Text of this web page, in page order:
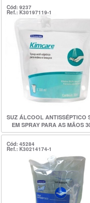
Cód: 9237
Ref.: K30197119-1
SUZ ÁLCOOL ANTISSÉPTICO
EM SPRAY PARA AS MÃOS
Cód: 45284
Ref.: K30214174-1